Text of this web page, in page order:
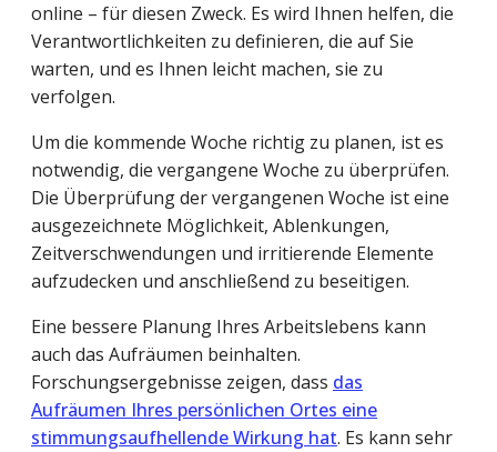
online – für diesen Zweck. Es wird Ihnen helfen, die
Verantwortlichkeiten zu definieren, die auf Sie
warten, und es Ihnen leicht machen, sie zu
verfolgen.
Um die kommende Woche richtig zu planen, ist es
notwendig, die vergangene Woche zu überprüfen.
Die Überprüfung der vergangenen Woche ist eine
ausgezeichnete Möglichkeit, Ablenkungen,
Zeitverschwendungen und irritierende Elemente
aufzudecken und anschließend zu beseitigen.
Eine bessere Planung Ihres Arbeitslebens kann
auch das Aufräumen beinhalten.
Forschungsergebnisse zeigen, dass das
Aufräumen Ihres persönlichen Ortes eine
stimmungsaufhellende Wirkung hat. Es kann sehr